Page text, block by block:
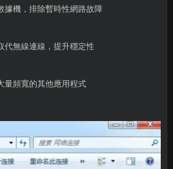
據機，排除暫時性網路故障
代無線連線，提升穩定性
量頻寬的其他應用程式